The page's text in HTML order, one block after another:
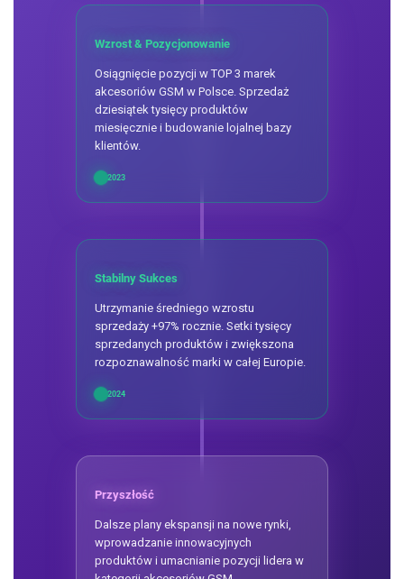
Wzrost & Pozycjonowanie
Osiągnięcie pozycji w TOP 3 marek
akcesoriów GSM w Polsce. Sprzedaż
dziesiątek tysięcy produktów
miesięcznie i budowanie lojalnej bazy
klientów.
2023
Stabilny Sukces
Utrzymanie średniego wzrostu
sprzedaży +97% rocznie. Setki tysięcy
sprzedanych produktów i zwiększona
rozpoznawalność marki w całej Europie.
2024
Przyszłość
Dalsze plany ekspansji na nowe rynki,
wprowadzanie innowacyjnych
produktów i umacnianie pozycji lidera w